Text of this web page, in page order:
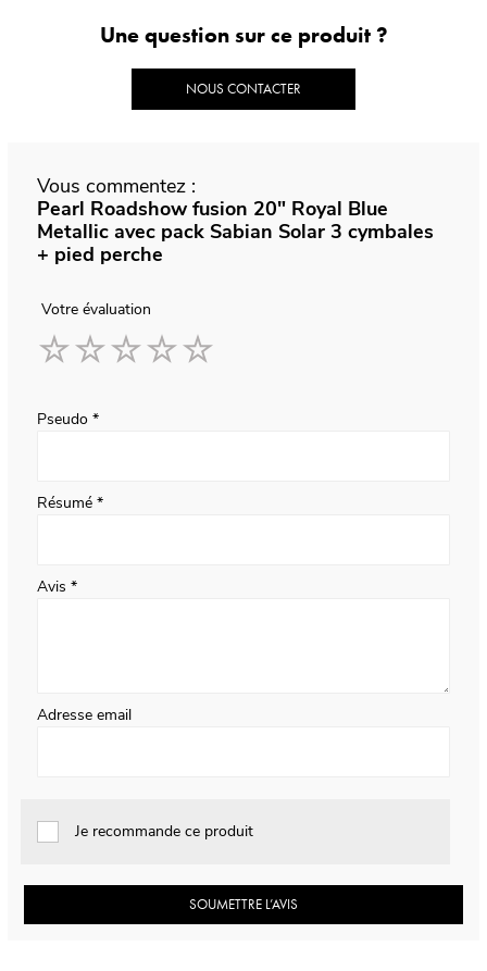
Une question sur ce produit ?
NOUS CONTACTER
Vous commentez :
Pearl Roadshow fusion 20" Royal Blue
Metallic avec pack Sabian Solar 3 cymbales
+ pied perche
Votre évaluation
Pseudo
Résumé
Avis
Adresse email
Je recommande ce produit
SOUMETTRE L’AVIS